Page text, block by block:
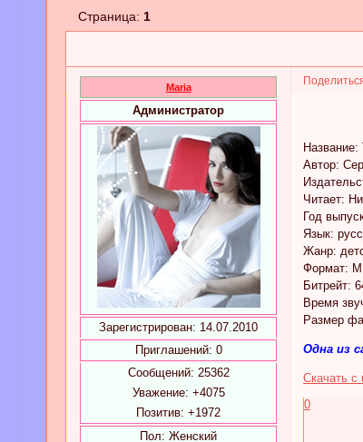
Страница:1
Maria
Администратор
Зарегистрирован: 14.07.2010
Приглашений: 0
Сообщений: 25362
Уважение: +4075
Позитив: +1972
Пол: Женский
Название:
Автор:
Читает:
Год
Язык:
Жанр:
Формат:
Битрейт:
Время
Размер
Одна из
Скачать с
0